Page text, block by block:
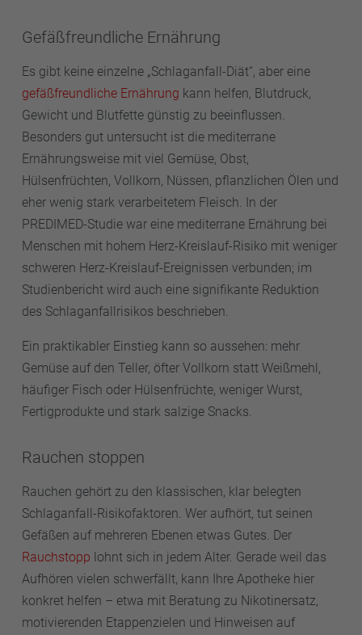
Gefäßfreundliche Ernährung
Es gibt keine einzelne „Schlaganfall-Diät“, aber eine
gefäßfreundliche Ernährung kann helfen, Blutdruck,
Gewicht und Blutfette günstig zu beeinflussen.
Besonders gut untersucht ist die mediterrane
Ernährungsweise mit viel Gemüse, Obst,
Hülsenfrüchten, Vollkorn, Nüssen, pflanzlichen Ölen und
eher wenig stark verarbeitetem Fleisch. In der
PREDIMED-Studie war eine mediterrane Ernährung bei
Menschen mit hohem Herz-Kreislauf-Risiko mit weniger
schweren Herz-Kreislauf-Ereignissen verbunden; im
Studienbericht wird auch eine signifikante Reduktion
des Schlaganfallrisikos beschrieben.
Ein praktikabler Einstieg kann so aussehen: mehr
Gemüse auf den Teller, öfter Vollkorn statt Weißmehl,
häufiger Fisch oder Hülsenfrüchte, weniger Wurst,
Fertigprodukte und stark salzige Snacks.
Rauchen stoppen
Rauchen gehört zu den klassischen, klar belegten
Schlaganfall-Risikofaktoren. Wer aufhört, tut seinen
Gefäßen auf mehreren Ebenen etwas Gutes. Der
Rauchstopp lohnt sich in jedem Alter. Gerade weil das
Aufhören vielen schwerfällt, kann Ihre Apotheke hier
konkret helfen – etwa mit Beratung zu Nikotinersatz,
motivierenden Etappenzielen und Hinweisen auf